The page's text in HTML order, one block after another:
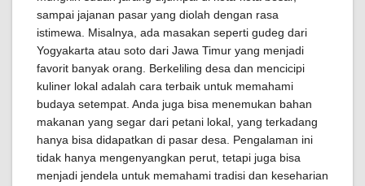
sampai jajanan pasar yang diolah dengan rasa
istimewa. Misalnya, ada masakan seperti gudeg dari
Yogyakarta atau soto dari Jawa Timur yang menjadi
favorit banyak orang. Berkeliling desa dan mencicipi
kuliner lokal adalah cara terbaik untuk memahami
budaya setempat. Anda juga bisa menemukan bahan
makanan yang segar dari petani lokal, yang terkadang
hanya bisa didapatkan di pasar desa. Pengalaman ini
tidak hanya mengenyangkan perut, tetapi juga bisa
menjadi jendela untuk memahami tradisi dan keseharian